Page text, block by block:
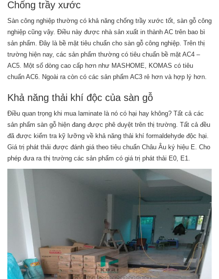
Chống trầy xước
Sàn công nghiệp thường có khả năng chống trầy xước tốt, sàn gỗ công
nghiệp cũng vậy. Điều này được nhà sản xuất in thành AC trên bao bì
sản phẩm. Đây là bề mặt tiêu chuẩn cho sàn gỗ công nghiệp. Trên thị
trường hiện nay, các sản phẩm thường có tiêu chuẩn bề mặt AC4 –
AC5. Một số dòng cao cấp hơn như MASHOME, KOMAS có tiêu
chuẩn AC6. Ngoài ra còn có các sản phẩm AC3 rẻ hơn và hợp lý hơn.
Khả năng thải khí độc của sàn gỗ
Điều quan trọng khi mua laminate là nó có hại hay không? Tất cả các
sản phẩm sàn gỗ hiện đang được phê duyệt trên thị trường. Tất cả đều
đã được kiểm tra kỹ lưỡng về khả năng thải khí formaldehyde độc hại.
Giá trị phát thải được đánh giá theo tiêu chuẩn Châu Âu ký hiệu E. Cho
phép đưa ra thị trường các sản phẩm có giá trị phát thải E0, E1.